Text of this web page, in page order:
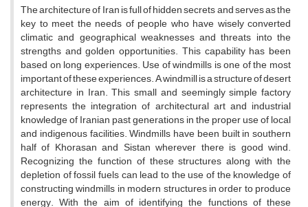
The architecture of Iran is full of hidden secrets and serves as the
key to meet the needs of people who have wisely converted
climatic and geographical weaknesses and threats into the
strengths and golden opportunities. This capability has been
based on long experiences. Use of windmills is one of the most
important of these experiences. A windmill is a structure of desert
architecture in Iran. This small and seemingly simple factory
represents the integration of architectural art and industrial
knowledge of Iranian past generations in the proper use of local
and indigenous facilities. Windmills have been built in southern
half of Khorasan and Sistan wherever there is good wind.
Recognizing the function of these structures along with the
depletion of fossil fuels can lead to the use of the knowledge of
constructing windmills in modern structures in order to produce
energy. With the aim of identifying the functions of these